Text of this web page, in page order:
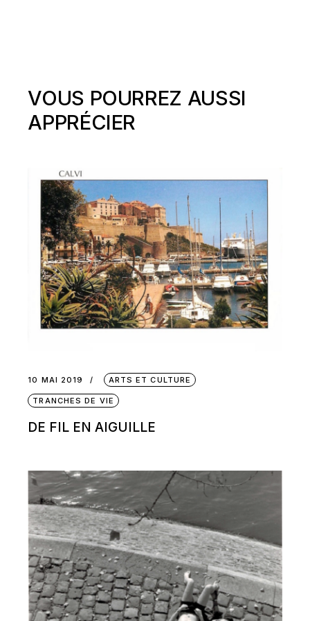
VOUS POURREZ AUSSI
APPRÉCIER
10 MAI 2019 ARTS ET CULTURE
TRANCHES DE VIE
DE FIL EN AIGUILLE